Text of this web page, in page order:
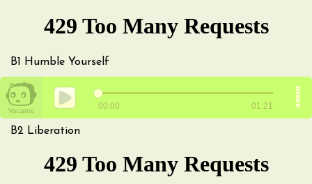
B1 Humble Yourself
B2 Liberation